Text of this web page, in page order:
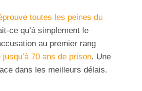
toutes les peines du
ce qu’à simplement le
au premier rang
jusqu’à 70 ans de prison. Une
dans les meilleurs délais.